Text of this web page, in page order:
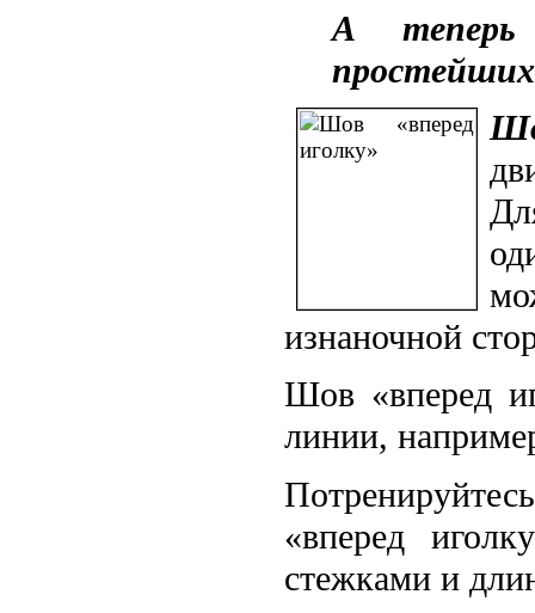
А теперь
изнаночной
Шов «вперед
линии,
«вперед
стежками и